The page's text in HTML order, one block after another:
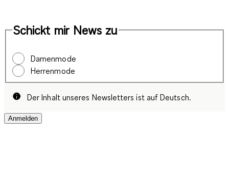
Schickt mir News zu
Damenmode
Herrenmode
Der Inhalt unseres Newsletters ist auf Deutsch.
Anmelden